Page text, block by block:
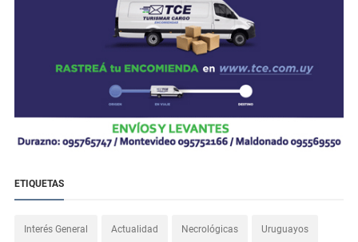
ETIQUETAS
Interés General Actualidad Necrológicas Uruguayos